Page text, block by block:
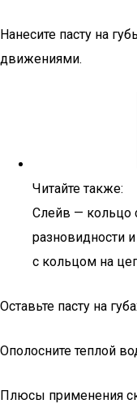
Нанесите пасту на
движениями.
Читайте также:
Слейв — кольцо
разновидности
с кольцом на
Оставьте пасту на
Ополосните теплой
Плюсы применения